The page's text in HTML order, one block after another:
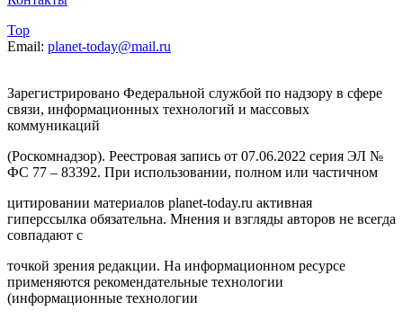
Top
Email: planet-today@mail.ru
Зарегистрировано Федеральной службой по надзору в сфере
связи, информационных технологий и массовых
коммуникаций
(Роскомнадзор). Реестровая запись от 07.06.2022 серия ЭЛ №
ФС 77 – 83392. При использовании, полном или частичном
цитировании материалов planet-today.ru активная
гиперссылка обязательна. Мнения и взгляды авторов не всегда
совпадают с
точкой зрения редакции. На информационном ресурсе
применяются рекомендательные технологии
(информационные технологии